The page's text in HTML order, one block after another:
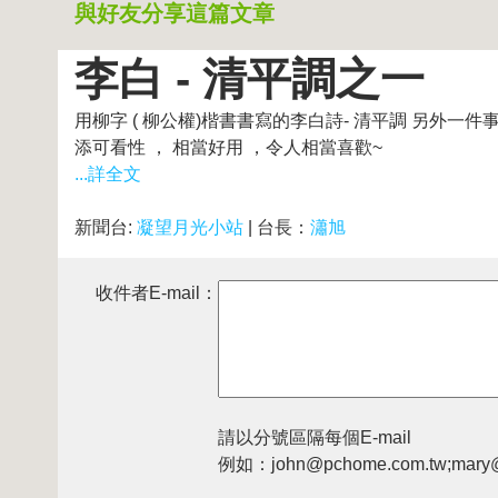
與好友分享這篇文章
李白 - 清平調之一
用柳字 ( 柳公權)楷書書寫的李白詩- 清平調 另外一件
添可看性 ， 相當好用 ，令人相當喜歡~
...詳全文
新聞台: 凝望月光小站 | 台長： 瀟旭
收件者E-mail：
請以分號區隔每個E-mail
例如：